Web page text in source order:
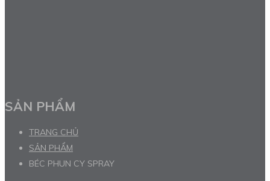
SẢN PHẨM
TRANG CHỦ
SẢN PHẨM
BÉC PHUN CY SPRAY